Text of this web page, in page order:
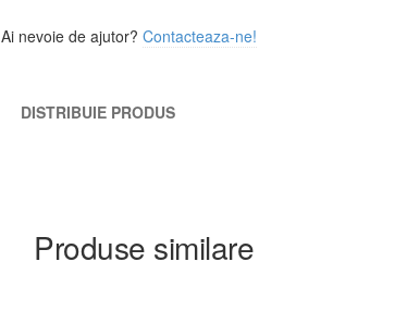
Ai nevoie de ajutor? Contacteaza-ne!
DISTRIBUIE PRODUS
Produse similare